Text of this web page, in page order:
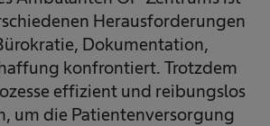
Herausforderungen
Dokumentation,
konfrontiert. Trotzdem
effizient und reibungslos
um die Patientenversorgung